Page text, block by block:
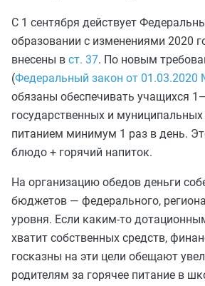
С 1 сентября действует
образовании с изменениями 2020
внесены в ст. 37. По новым
(Федеральный закон от
обязаны обеспечивать учащихся
государственных и
питанием минимум 1 раз в день.
блюдо + горячий напиток.
На организацию обедов деньги
бюджетов — федерального,
уровня. Если каким-то
хватит собственных средств,
госказны на эти цели обещают
родителям за горячее питание в